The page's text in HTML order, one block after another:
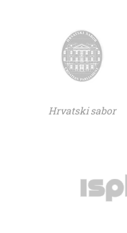
Hrvatski sabor